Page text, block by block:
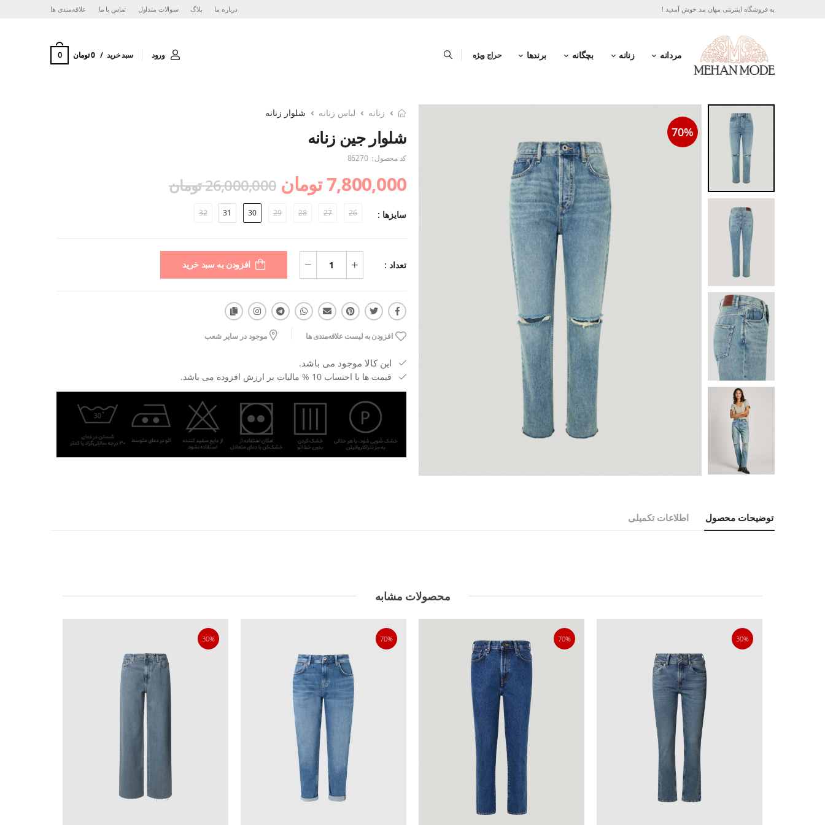
به فروشگاه اینترنتی مهان مد خوش آمدید ! درباره ما بلاگ سوالات متداول تماس با ما ‌علاقه‌مندی ها
مردانه زنانه بچگانه برندها حراج ویژه ورود سبد خرید 0 تومان 0
70%
زنانه لباس زنانه شلوار زنانه
شلوار جین زنانه
کد محصول : 86270
7,800,000 تومان 26,000,000 تومان
سایزها : 26
27
28
29
30
31
32
تعداد : افزودن به سبد خرید
افزودن به لیست علاقه‌مندی ها موجود در سایر شعب
این کالا موجود می باشد.
قیمت ها با احتساب 10 % مالیات بر ارزش افزوده می باشد.
توضیحات محصول اطلاعات تکمیلی
محصولات مشابه
30%
70%
70%
30%